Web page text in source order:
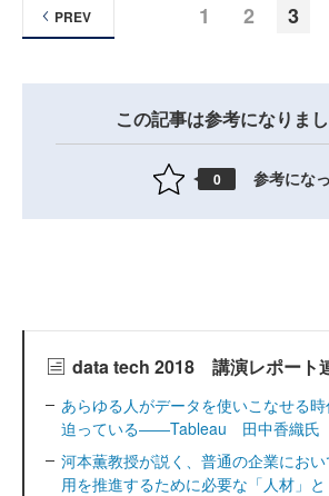
1 2 3
PREV
この記事は参考になりま
0 参考にな
data tech 2018 講演レポート
あらゆる人がデータを使いこなせる
迫っている――Tableau 田中香織氏
河本薫教授が説く、普通の企業にお
用を推進するために必要な「人材」